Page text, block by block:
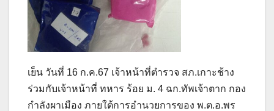
เย็น วันที่ 16 ก.ค.67 เจ้าหน้าที่ตำรวจ สภ.เกาะช้าง
ร่วมกับเจ้าหน้าที่ ทหาร ร้อย ม. 4 ฉก.ทัพเจ้าตาก กอง
กำลังผาเมือง ภายใต้การอำนวยการของ พ.ต.อ.พร